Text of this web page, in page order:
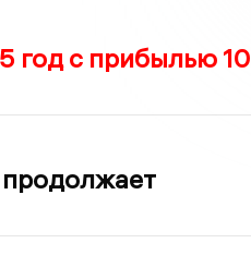
год с прибылью 10
продолжает